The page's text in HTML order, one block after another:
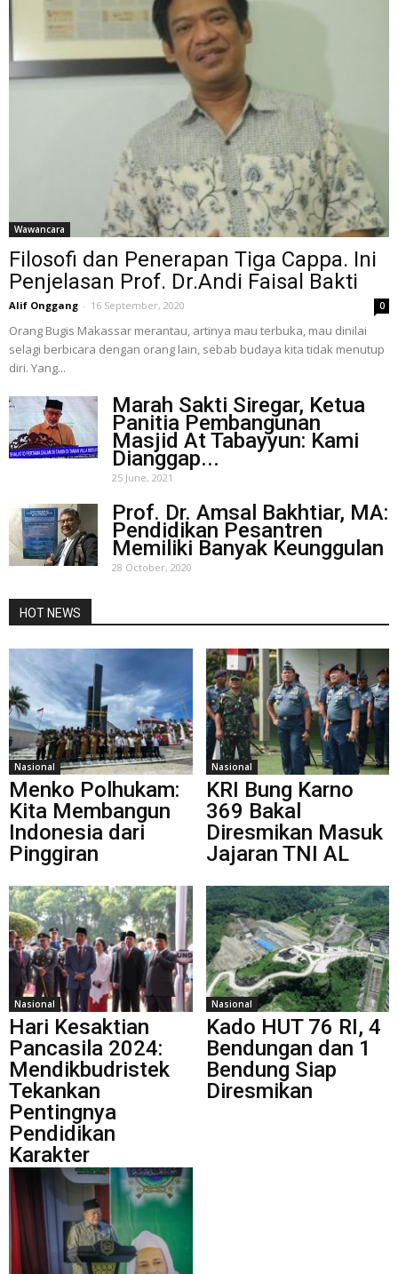
Wawancara
Filosofi dan Penerapan Tiga Cappa. Ini
Penjelasan Prof. Dr.Andi Faisal Bakti
Alif Onggang - 16 September, 2020 0
Orang Bugis Makassar merantau, artinya mau terbuka, mau dinilai
selagi berbicara dengan orang lain, sebab budaya kita tidak menutup
diri. Yang...
Marah Sakti Siregar, Ketua
Panitia Pembangunan
Masjid At Tabayyun: Kami
Dianggap...
25 June, 2021
Prof. Dr. Amsal Bakhtiar, MA:
Pendidikan Pesantren
Memiliki Banyak Keunggulan
28 October, 2020
HOT NEWS
Nasional
Menko Polhukam:
Kita Membangun
Indonesia dari
Pinggiran
Nasional
KRI Bung Karno
369 Bakal
Diresmikan Masuk
Jajaran TNI AL
Nasional
Hari Kesaktian
Pancasila 2024:
Mendikbudristek
Tekankan
Pentingnya
Pendidikan
Karakter
Nasional
Kado HUT 76 RI, 4
Bendungan dan 1
Bendung Siap
Diresmikan